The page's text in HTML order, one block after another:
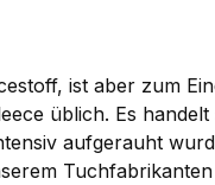
ist aber zum
üblich. Es
aufgerauht